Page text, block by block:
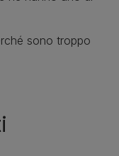
sono troppo